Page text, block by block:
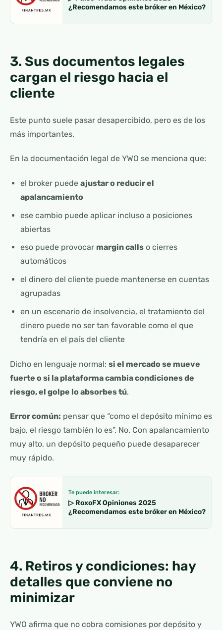
¿Recomendamos este bróker en México?
3. Sus documentos legales
cargan el riesgo hacia el
cliente
Este punto suele pasar desapercibido, pero es de los
más importantes.
En la documentación legal de YWO se menciona que:
el broker puede ajustar o reducir el
apalancamiento
ese cambio puede aplicar incluso a posiciones
abiertas
eso puede provocar margin callso cierres
automáticos
el dinero del cliente puede mantenerse en cuentas
agrupadas
en un escenario de insolvencia, el tratamiento del
dinero puede no ser tan favorable como el que
tendría en el país del cliente
Dicho en lenguaje normal: si el mercado se mueve
fuerte o si la plataforma cambia condiciones de
riesgo, el golpe lo absorbes tú.
Error común: pensar que “como el depósito mínimo es
bajo, el riesgo también lo es”. No. Con apalancamiento
muy alto, un depósito pequeño puede desaparecer
muy rápido.
Te puede interesar:
▷ RoxoFX Opiniones 2025
¿Recomendamos este bróker en México?
4. Retiros y condiciones: hay
detalles que conviene no
minimizar
YWO afirma que no cobra comisiones por depósito y